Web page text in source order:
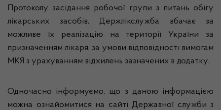
Протоколу засідання робочої групи з питань обігу
лікарських засобів, Держлікслужба вбачає за
можливе їх реалізацію на території України за
призначенням лікаря, за умови відповідності вимогам
МКЯ з урахуванням відхилень зазначених в додатку.
Одночасно інформуємо, що з даною інформацією
можна ознайомитися на сайті Державної служби з